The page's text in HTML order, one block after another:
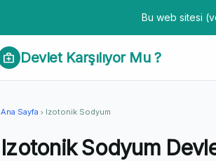
Bu web sitesi
medical_services Devlet Karşılıyor Mu ?
Ana Sayfa chevron_right Izotonik Sodyum
Izotonik Sodyum